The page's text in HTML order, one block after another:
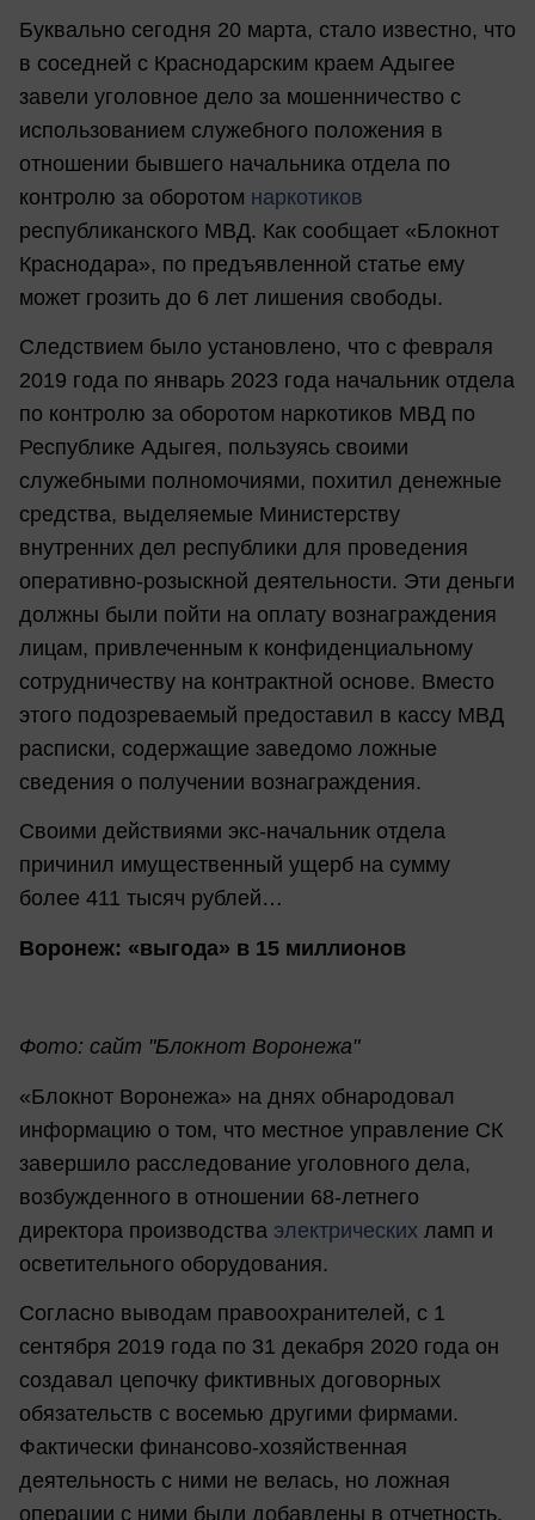
Буквально сегодня 20 марта, стало известно, что
в соседней с Краснодарским краем Адыгее
завели уголовное дело за мошенничество с
использованием служебного положения в
отношении бывшего начальника отдела по
контролю за оборотом наркотиков
республиканского МВД. Как сообщает «Блокнот
Краснодара», по предъявленной статье ему
может грозить до 6 лет лишения свободы.
Следствием было установлено, что с февраля
2019 года по январь 2023 года начальник отдела
по контролю за оборотом наркотиков МВД по
Республике Адыгея, пользуясь своими
служебными полномочиями, похитил денежные
средства, выделяемые Министерству
внутренних дел республики для проведения
оперативно-розыскной деятельности. Эти деньги
должны были пойти на оплату вознаграждения
лицам, привлеченным к конфиденциальному
сотрудничеству на контрактной основе. Вместо
этого подозреваемый предоставил в кассу МВД
расписки, содержащие заведомо ложные
сведения о получении вознаграждения.
Своими действиями экс-начальник отдела
причинил имущественный ущерб на сумму
более 411 тысяч рублей…
Воронеж: «выгода» в 15 миллионов
Фото: сайт "Блокнот Воронежа"
«Блокнот Воронежа» на днях обнародовал
информацию о том, что местное управление СК
завершило расследование уголовного дела,
возбужденного в отношении 68-летнего
директора производства электрических ламп и
осветительного оборудования.
Согласно выводам правоохранителей, с 1
сентября 2019 года по 31 декабря 2020 года он
создавал цепочку фиктивных договорных
обязательств с восемью другими фирмами.
Фактически финансово-хозяйственная
деятельность с ними не велась, но ложная
операции с ними были добавлены в отчетность,